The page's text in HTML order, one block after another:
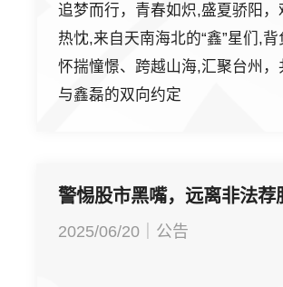
追梦而行，青春如炽,盛夏骄阳，
热忱,来自天南海北的“鑫”星们,背
怀揣憧憬、跨越山海,汇聚台州，
与鑫磊的双向约定
警惕股市黑嘴，远离非法荐
2025/06/20｜公告